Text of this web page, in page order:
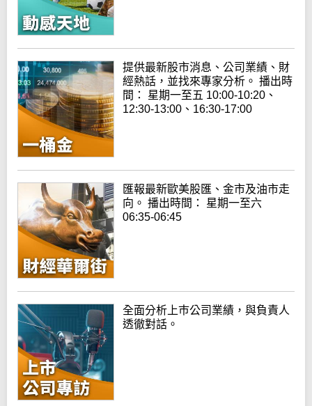
提供最新股市消息、公司業績、財
經熱話，並找來專家分析。 播出時
間： 星期一至五 10:00-10:20、
12:30-13:00、16:30-17:00
匯報最新歐美股匯、金市及油市走
向。 播出時間： 星期一至六
06:35-06:45
全面分析上巿公司業績，與負責人
透徹對話。